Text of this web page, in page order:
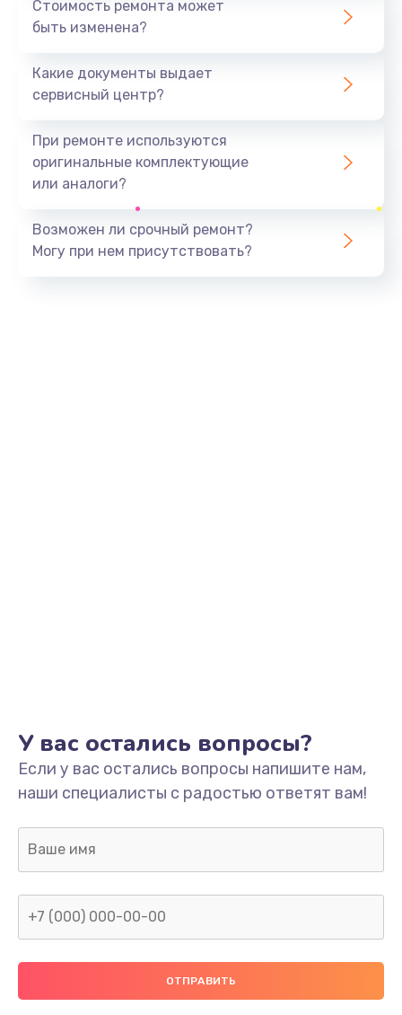
Ремонт южного моста
Замена батарейки BIOS
Заказать
Замена/Pемонт карбюратора
1300 руб.
Заказать
Ремонт капиллярной трубки
400 руб.
Стоимость ремонта может
быть изменена?
Какие документы выдает
сервисный центр?
При ремонте используются
оригинальные комплектующие
или аналоги?
Возможен ли срочный ремонт?
Могу при нем присутствовать?
У вас остались вопросы?
Если у вас остались вопросы напишите нам,
наши специалисты с радостью ответят вам!